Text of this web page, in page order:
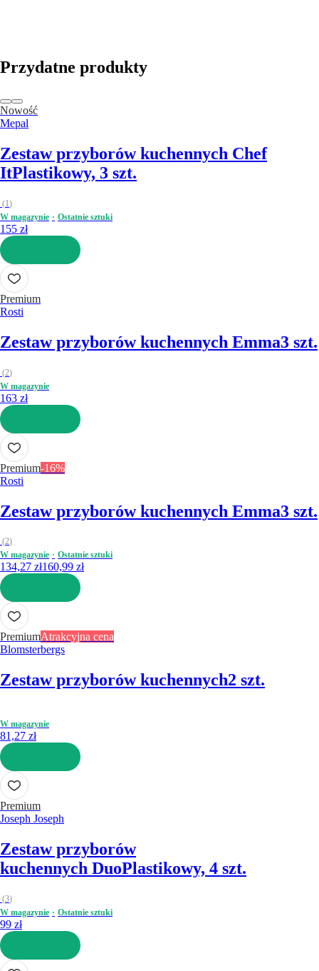
Przydatne produkty
Nowość
Mepal
Zestaw przyborów kuchennych Chef
ItPlastikowy, 3 szt.
(1)
W magazynie
Ostatnie sztuki
155 zł
DO KOSZYKA
Premium
Rosti
Zestaw przyborów kuchennych Emma3 szt.
(2)
W magazynie
163 zł
DO KOSZYKA
Premium-16%
Rosti
Zestaw przyborów kuchennych Emma3 szt.
(2)
W magazynie
Ostatnie sztuki
134,27 zł160,99 zł
DO KOSZYKA
PremiumAtrakcyjna cena
Blomsterbergs
Zestaw przyborów kuchennych2 szt.
W magazynie
81,27 zł
DO KOSZYKA
Premium
Joseph Joseph
Zestaw przyborów
kuchennych DuoPlastikowy, 4 szt.
(3)
W magazynie
Ostatnie sztuki
99 zł
DO KOSZYKA